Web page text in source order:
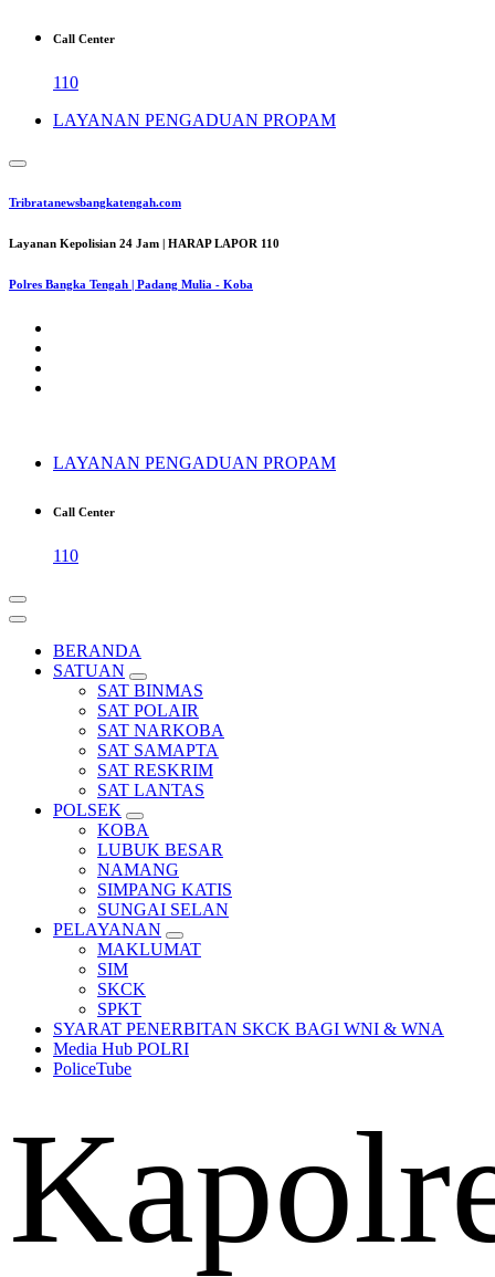
Call Center
110
LAYANAN PENGADUAN PROPAM
Tribratanewsbangkatengah.com
Layanan Kepolisian 24 Jam | HARAP LAPOR 110
Polres Bangka Tengah | Padang Mulia - Koba
LAYANAN PENGADUAN PROPAM
Call Center
110
BERANDA
SATUAN
SAT BINMAS
SAT POLAIR
SAT NARKOBA
SAT SAMAPTA
SAT RESKRIM
SAT LANTAS
POLSEK
KOBA
LUBUK BESAR
NAMANG
SIMPANG KATIS
SUNGAI SELAN
PELAYANAN
MAKLUMAT
SIM
SKCK
SPKT
SYARAT PENERBITAN SKCK BAGI WNI & WNA
Media Hub POLRI
PoliceTube